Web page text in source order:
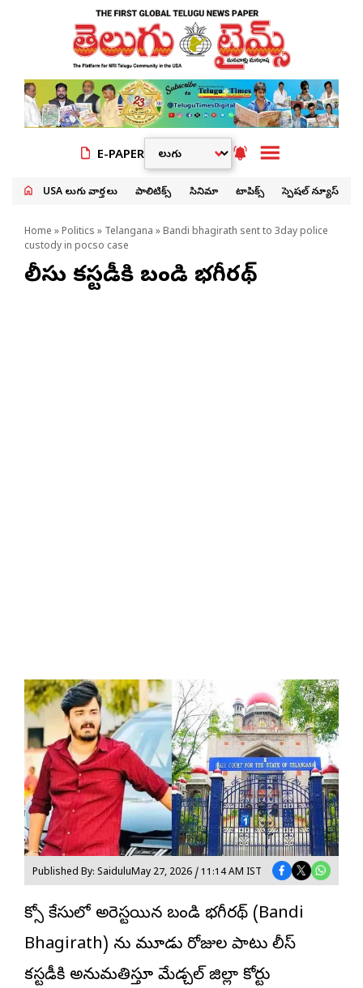
E-PAPER
USA తెలుగు వార్తలు పాలిటిక్స్ సినిమా టాపిక్స్ స్పెషల్ న్యూస్
Home » Politics » Telangana » Bandi bhagirath sent to 3day police
custody in pocso case
పోలీసు కస్టడీకి బండి భగీరథ్
Published By: SaiduluMay 27, 2026 / 11:14 AM IST
పోక్సో కేసులో అరెస్టయిన బండి భగీరథ్ (Bandi
Bhagirath) ను మూడు రోజుల పాటు పోలీస్
కస్టడీకి అనుమతిస్తూ మేడ్చల్ జిల్లా కోర్టు